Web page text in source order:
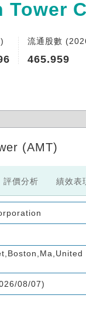
Tower
流通股數
465.959
(AMT)
評價分析 績效表
08/07)